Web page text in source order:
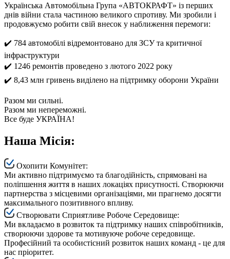
Українська Автомобільна Група «АВТОКРАФТ» із перших
днів війни стала частиною великого спротиву. Ми зробили і
продовжуємо робити свій внесок у наближення перемоги:
✔️ 784 автомобілі відремонтовано для ЗСУ та критичної
інфраструктури
✔️ 1246 ремонтів проведено з лютого 2022 року
✔️ 8,43 млн гривень виділено на підтримку оборони України
Разом ми сильні.
Разом ми непереможні.
Все буде УКРАЇНА!
Наша Місія:
Охопити Комунітет:
Ми активно підтримуємо та благодійність, спрямовані на
поліпшення життя в наших локаціях присутності. Створюючи
партнерства з місцевими організаціями, ми прагнемо досягти
максимального позитивного впливу.
Створювати Сприятливе Робоче Середовище:
Ми вкладаємо в розвиток та підтримку наших співробітників,
створюючи здорове та мотивуюче робоче середовище.
Професійний та особистісний розвиток наших команд - це для
нас пріоритет.